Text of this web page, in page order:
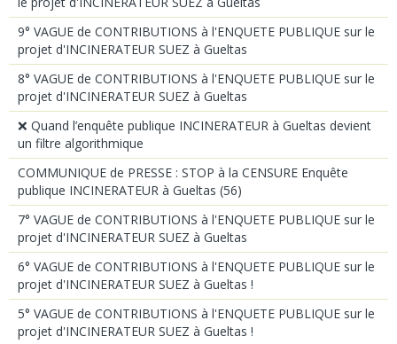
9° VAGUE de CONTRIBUTIONS à l'ENQUETE PUBLIQUE sur le
projet d'INCINERATEUR SUEZ à Gueltas
8° VAGUE de CONTRIBUTIONS à l'ENQUETE PUBLIQUE sur le
projet d'INCINERATEUR SUEZ à Gueltas
❌ Quand l’enquête publique INCINERATEUR à Gueltas devient
un filtre algorithmique
COMMUNIQUE de PRESSE : STOP à la CENSURE Enquête
publique INCINERATEUR à Gueltas (56)
7° VAGUE de CONTRIBUTIONS à l'ENQUETE PUBLIQUE sur le
projet d'INCINERATEUR SUEZ à Gueltas
6° VAGUE de CONTRIBUTIONS à l'ENQUETE PUBLIQUE sur le
projet d'INCINERATEUR SUEZ à Gueltas !
5° VAGUE de CONTRIBUTIONS à l'ENQUETE PUBLIQUE sur le
projet d'INCINERATEUR SUEZ à Gueltas !